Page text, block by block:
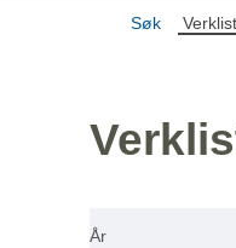
Søk
År